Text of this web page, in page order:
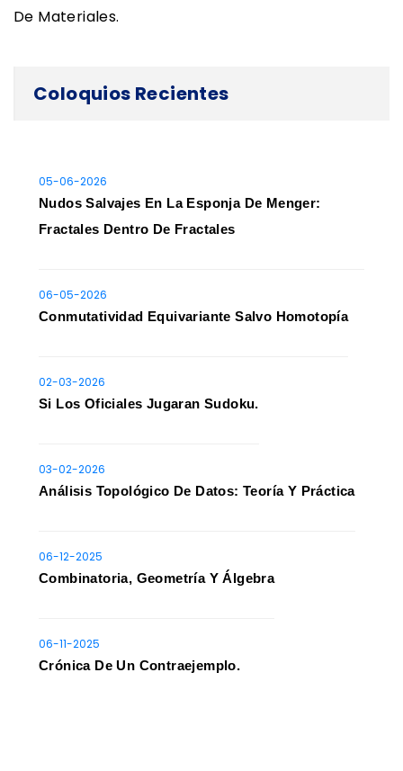
De Materiales.
Coloquios Recientes
05-06-2026
Nudos Salvajes En La Esponja De Menger:
Fractales Dentro De Fractales
06-05-2026
Conmutatividad Equivariante Salvo Homotopía
02-03-2026
Si Los Oficiales Jugaran Sudoku.
03-02-2026
Análisis Topológico De Datos: Teoría Y Práctica
06-12-2025
Combinatoria, Geometría Y Álgebra
06-11-2025
Crónica De Un Contraejemplo.